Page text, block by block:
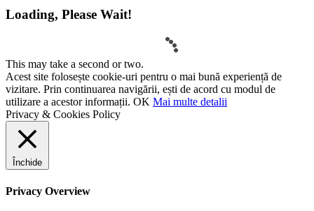
Loading, Please Wait!
This may take a second or two.
Acest site folosește cookie-uri pentru o mai bună experiență de
vizitare. Prin continuarea navigării, ești de acord cu modul de
utilizare a acestor informații. OK Mai multe detalii
Privacy & Cookies Policy
Închide
Privacy Overview